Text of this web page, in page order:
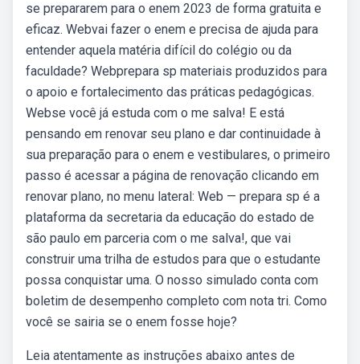
se prepararem para o enem 2023 de forma gratuita e
eficaz. Webvai fazer o enem e precisa de ajuda para
entender aquela matéria difícil do colégio ou da
faculdade? Webprepara sp materiais produzidos para
o apoio e fortalecimento das práticas pedagógicas.
Webse você já estuda com o me salva! E está
pensando em renovar seu plano e dar continuidade à
sua preparação para o enem e vestibulares, o primeiro
passo é acessar a página de renovação clicando em
renovar plano, no menu lateral: Web — prepara sp é a
plataforma da secretaria da educação do estado de
são paulo em parceria com o me salva!, que vai
construir uma trilha de estudos para que o estudante
possa conquistar uma. O nosso simulado conta com
boletim de desempenho completo com nota tri. Como
você se sairia se o enem fosse hoje?
Leia atentamente as instruções abaixo antes de